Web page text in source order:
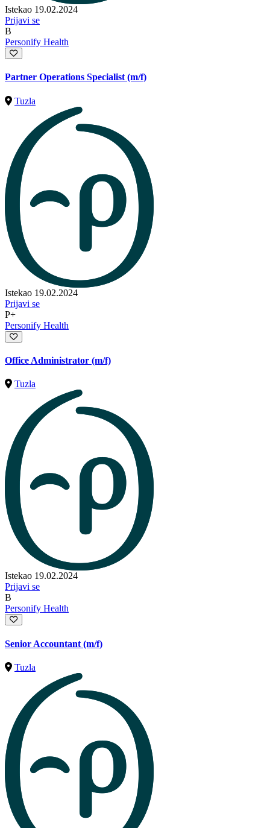
Istekao 19.02.2024
Prijavi se
B
Personify Health
Partner Operations Specialist (m/f)
Tuzla
Istekao 19.02.2024
Prijavi se
P+
Personify Health
Office Administrator (m/f)
Tuzla
Istekao 19.02.2024
Prijavi se
B
Personify Health
Senior Accountant (m/f)
Tuzla